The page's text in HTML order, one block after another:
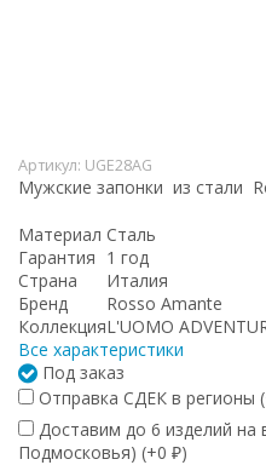
Артикул: UGE28AG
Мужские запонки из стали
Материал Сталь
Гарантия 1 год
Страна
Италия
Бренд
Rosso Amante
КоллекцияL'UOMO
Все характеристики
Под заказ
Отправка СДЕК в регионы
Доставим до 6 изделий
Подмосковья) (+0 ₽)